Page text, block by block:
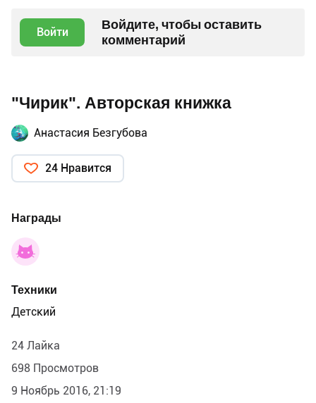
Войти
Войдите, чтобы оставить
комментарий
"Чирик". Авторская книжка
Анастасия Безгубова
24 Нравится
Награды
Техники
Детский
24 Лайка
698 Просмотров
9 Ноябрь 2016, 21:19